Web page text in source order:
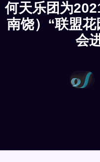
何天乐团为
南饶）“联盟
会